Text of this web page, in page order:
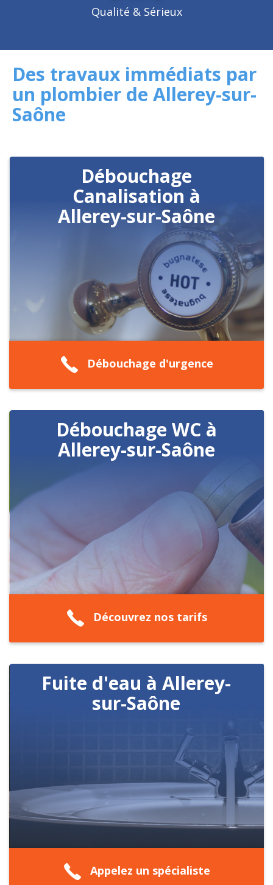
Qualité & Sérieux
Des travaux immédiats par
un plombier de Allerey-sur-
Saône
Débouchage
Canalisation à
Allerey-sur-Saône
Débouchage d'urgence
Débouchage WC à
Allerey-sur-Saône
Découvrez nos tarifs
Fuite d'eau à Allerey-
sur-Saône
Appelez un spécialiste